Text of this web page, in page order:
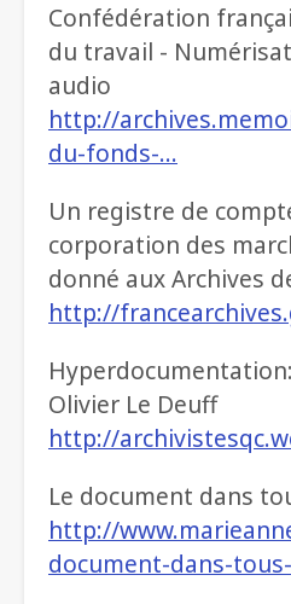
Confédération
du travail -
audio
http://
du-fonds-…
Un registre de
corporation des
donné aux Archives
http://
Olivier Le Deuff
http://
Le document dans
http://
document-dans-